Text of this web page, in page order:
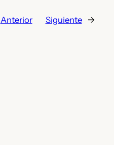
Anterior Siguiente →